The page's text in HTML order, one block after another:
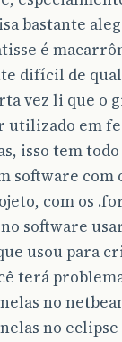
bastante
é
difícil de
vez li que o
utilizado em
isso tem todo
software com
com os
software
usou para
terá
no
no